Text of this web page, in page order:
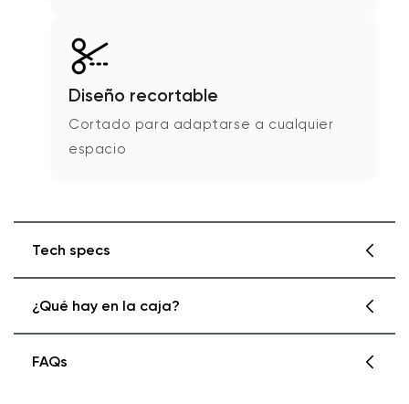
Diseño recortable
Cortado para adaptarse a cualquier
espacio
Tech specs
¿Qué hay en la caja?
FAQs